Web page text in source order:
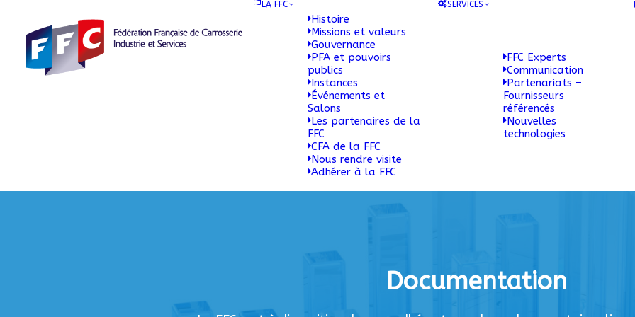
LA FFC
Histoire
Missions et valeurs
Gouvernance
PFA et pouvoirs
publics
Instances
Événements et
Salons
Les partenaires de la
FFC
CFA de la FFC
Nous rendre visite
Adhérer à la FFC
SERVICES
FFC Experts
Communication
Partenariats –
Fournisseurs
référencés
Nouvelles
technologies
Documentation